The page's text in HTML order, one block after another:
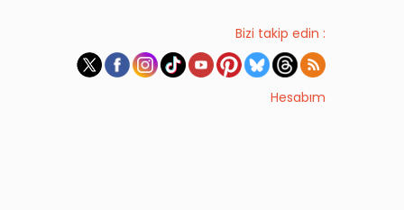
Bizi takip edin :
Hesabım